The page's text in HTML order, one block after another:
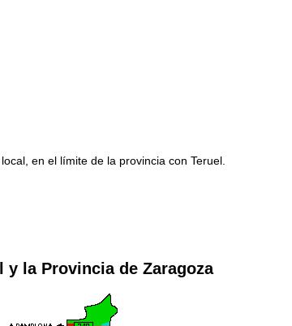
en el límite de la provincia con Teruel.
la Provincia de Zaragoza